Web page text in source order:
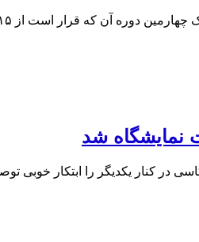
شود، به پایان رسید. به گزارش روابط عمومی انجمن عکاسان...
نمایشگاه شد
کنار یکدیگر را ابتکار خوبی